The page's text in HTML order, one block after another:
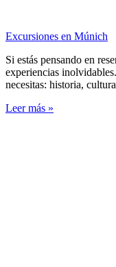
Excursiones en Múnich
Si estás pensando en
experiencias
necesitas: historia,
Leer más »